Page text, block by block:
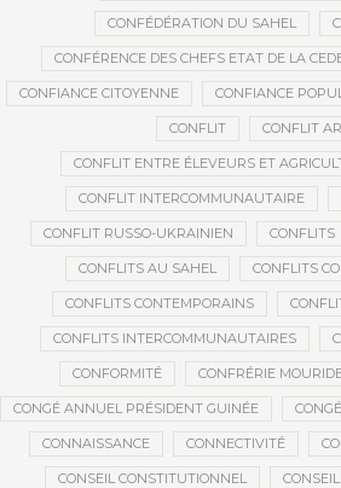
CONFÉDÉRATION DU SAHEL
CONFÉRENCE DES CHEFS ETAT DE LA
CONFIANCE CITOYENNE CONFIANCE
CONFLIT CONFLIT
CONFLIT ENTRE ÉLEVEURS ET
CONFLIT INTERCOMMUNAUTAIRE
CONFLIT RUSSO-UKRAINIEN CONFLITS
CONFLITS AU SAHEL CONFLITS
CONFLITS CONTEMPORAINS
CONFLITS INTERCOMMUNAUTAIRES
CONFORMITÉ CONFRÉRIE
CONGÉ ANNUEL PRÉSIDENT GUINÉE
CONNAISSANCE CONNECTIVITÉ
CONSEIL CONSTITUTIONNEL